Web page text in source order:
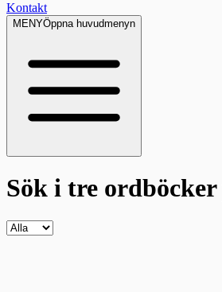
Kontakt
MENYÖppna huvudmenyn
Sök i tre ordböcker